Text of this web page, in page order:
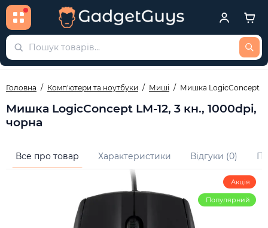
Головна Комп'ютери та ноутбуки Миші Мишка LogicConcept
Мишка LogicConcept LM-12, 3 кн., 1000dpi,
чорна
Все про товар Характеристики Відгуки (0)
Акція
Популярний